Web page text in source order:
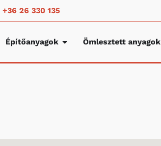
+36 26 330 135
Építőanyagok Ömlesztett anyagok